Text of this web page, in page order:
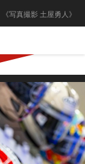
《写真撮影 土屋勇人》